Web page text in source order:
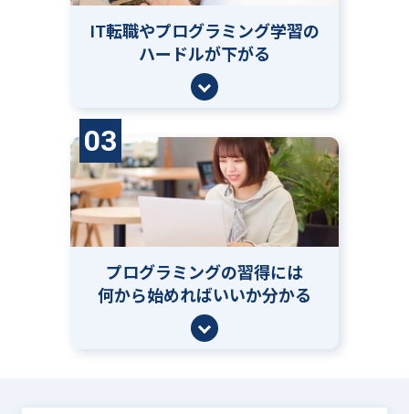
IT転職やプログラミング学習の
ハードルが下がる
03
プログラミングの習得には
何から始めればいいか分かる